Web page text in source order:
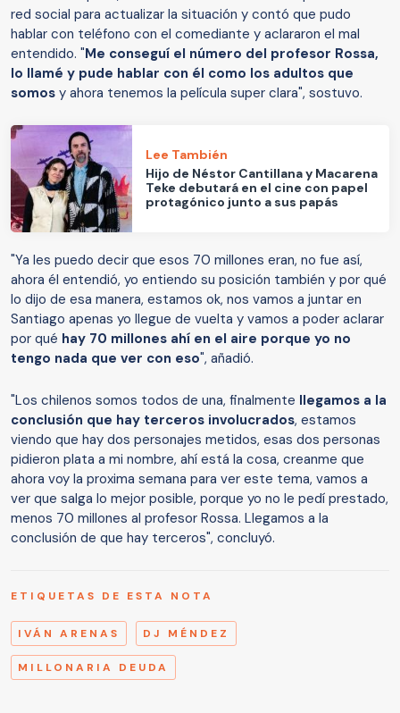
red social para actualizar la situación y contó que pudo
hablar con teléfono con el comediante y aclararon el mal
entendido. "Me conseguí el número del profesor Rossa,
lo llamé y pude hablar con él como los adultos que
somos y ahora tenemos la película super clara", sostuvo.
Lee También
Hijo de Néstor Cantillana y Macarena
Teke debutará en el cine con papel
protagónico junto a sus papás
"Ya les puedo decir que esos 70 millones eran, no fue así,
ahora él entendió, yo entiendo su posición también y por qué
lo dijo de esa manera, estamos ok, nos vamos a juntar en
Santiago apenas yo llegue de vuelta y vamos a poder aclarar
por qué hay 70 millones ahí en el aire porque yo no
tengo nada que ver con eso", añadió.
"Los chilenos somos todos de una, finalmente llegamos a la
conclusión que hay terceros involucrados, estamos
viendo que hay dos personajes metidos, esas dos personas
pidieron plata a mi nombre, ahí está la cosa, creanme que
ahora voy la proxima semana para ver este tema, vamos a
ver que salga lo mejor posible, porque yo no le pedí prestado,
menos 70 millones al profesor Rossa. Llegamos a la
conclusión de que hay terceros", concluyó.
ETIQUETAS DE ESTA NOTA
IVÁN ARENAS DJ MÉNDEZ
MILLONARIA DEUDA